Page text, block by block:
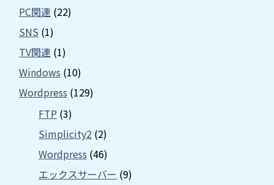
PC関連 (22)
SNS (1)
TV関連 (1)
Windows (10)
Wordpress (129)
FTP (3)
Simplicity2 (2)
Wordpress (46)
エックスサーバー (9)